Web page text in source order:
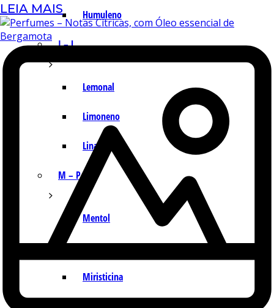
Humuleno
I – L
Lemonal
Limoneno
Linalol
M – P
Mentol
Mirceno
Miristicina
LEIA MAIS